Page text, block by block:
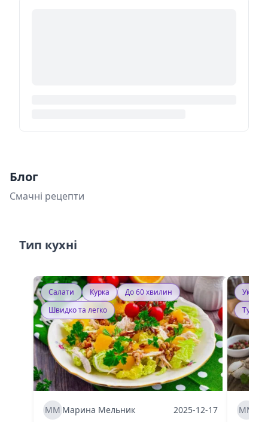
Блог
Смачні рецепти
Тип кухні
Салати Курка
До 60 хвилин
Швидко та легко
ММ Марина Мельник 2025-12-17 ММ